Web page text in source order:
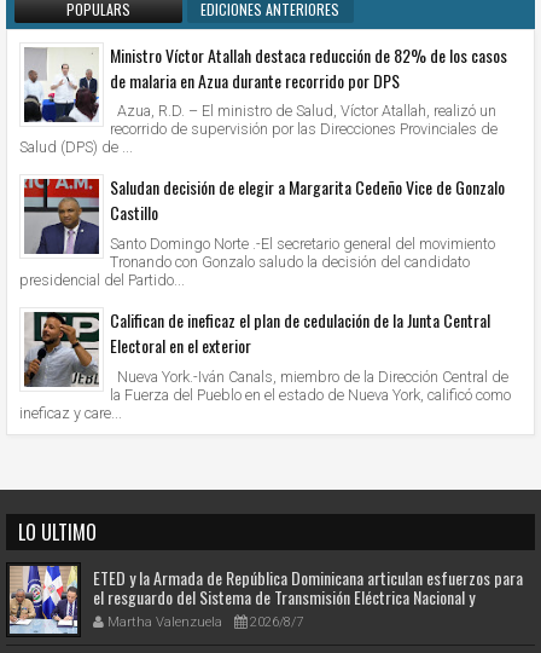
POPULARS EDICIONES ANTERIORES
Ministro Víctor Atallah destaca reducción de 82% de los casos
de malaria en Azua durante recorrido por DPS
Azua, R.D. – El ministro de Salud, Víctor Atallah, realizó un
recorrido de supervisión por las Direcciones Provinciales de
Salud (DPS) de ...
Saludan decisión de elegir a Margarita Cedeño Vice de Gonzalo
Castillo
Santo Domingo Norte .-El secretario general del movimiento
Tronando con Gonzalo saludo la decisión del candidato
presidencial del Partido...
Califican de ineficaz el plan de cedulación de la Junta Central
Electoral en el exterior
Nueva York.-Iván Canals, miembro de la Dirección Central de
la Fuerza del Pueblo en el estado de Nueva York, calificó como
ineficaz y care...
LO ULTIMO
ETED y la Armada de República Dominicana articulan esfuerzos para
el resguardo del Sistema de Transmisión Eléctrica Nacional y
fortalecimiento de capacidades.
Martha Valenzuela 2026/8/7